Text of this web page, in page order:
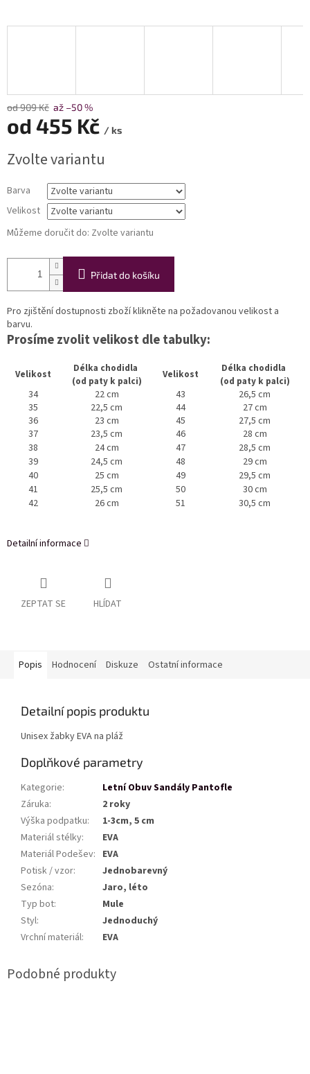
od 909 Kč až –50 %
od 455 Kč / ks
cena:
Zvolte variantu
Barva
Velikost
Můžeme doručit do: Zvolte variantu
Přidat do košíku
Pro zjištění dostupnosti zboží klikněte na požadovanou velikost a
barvu.
Prosíme zvolit velikost dle tabulky:
Velikost
Délka chodidla
(od paty k palci)
Velikost
Délka chodidla
(od paty k palci)
34 22 cm 43
26,5 cm
35
22,5 cm 44
27 cm
36
23 cm 45
27,5 cm
37
23,5 cm 46
28 cm
38
24 cm 47
28,5 cm
39
24,5 cm 48
29 cm
40
25 cm 49
29,5 cm
41
25,5 cm 50
30 cm
42
26 cm 51 30,5 cm
Detailní informace
ZEPTAT SE HLÍDAT
Popis Hodnocení Diskuze Ostatní informace
Detailní popis produktu
Unisex žabky EVA na pláž
Doplňkové parametry
Kategorie:
Letní Obuv Sandály Pantofle
Záruka:
2 roky
Výška podpatku:
1-3cm, 5 cm
Materiál stélky:
EVA
Materiál Podešev: EVA
Potisk / vzor:
Jednobarevný
Sezóna:
Jaro, léto
Typ bot:
Mule
Styl:
Jednoduchý
Vrchní materiál: EVA